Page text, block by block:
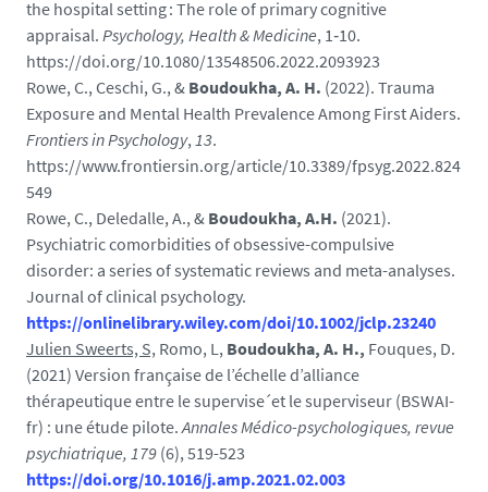
the hospital setting : The role of primary cognitive
appraisal. Psychology, Health & Medicine, 1‑10.
https://doi.org/10.1080/13548506.2022.2093923
Rowe, C., Ceschi, G., & Boudoukha, A. H. (2022). Trauma
Exposure and Mental Health Prevalence Among First Aiders.
Frontiers in Psychology,13.
https://www.frontiersin.org/article/10.3389/fpsyg.2022.824
549
Rowe, C., Deledalle, A., & Boudoukha, A.H. (2021).
Psychiatric comorbidities of obsessive-compulsive
disorder: a series of systematic reviews and meta-analyses.
Journal of clinical psychology.
https://onlinelibrary.wiley.com/doi/10.1002/jclp.23240
Julien Sweerts, S, Romo, L, Boudoukha, A. H., Fouques, D.
(2021) Version française de l’échelle d’alliance
thérapeutique entre le supervise ́ et le superviseur (BSWAI-
fr) : une étude pilote.Annales Médico-psychologiques, revue
psychiatrique, 179 (6), 519-523
https://doi.org/10.1016/j.amp.2021.02.003